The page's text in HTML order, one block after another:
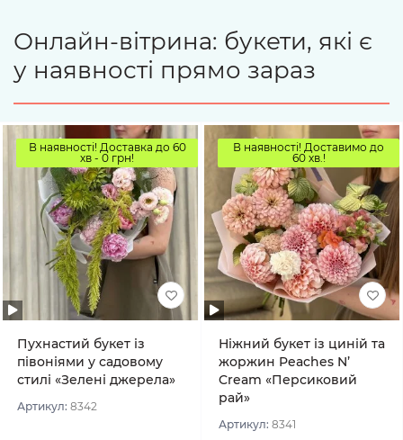
Онлайн-вітрина: букети, які є
у наявності прямо зараз
В наявності! Доставка до 60
хв - 0 грн!
Пухнастий букет із
півоніями у садовому
стилі «Зелені джерела»
Артикул: 8342
В наявності! Доставимо до
60 хв.!
Ніжний букет із циній та
жоржин Peaches N’
Cream «Персиковий
рай»
Артикул: 8341